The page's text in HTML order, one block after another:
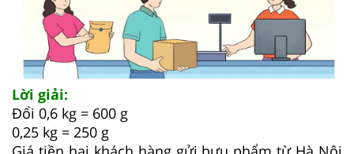
Lời giải:
Đổi 0,6 kg = 600 g
0,25 kg = 250 g